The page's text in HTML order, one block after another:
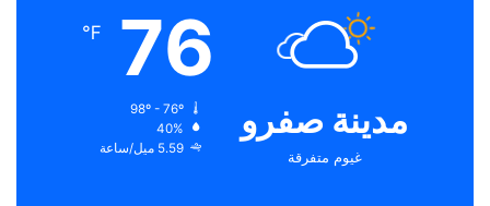
مدينة صفرو
غيوم متفرقة
76
℉
40%
5.59 ميل/ساعة